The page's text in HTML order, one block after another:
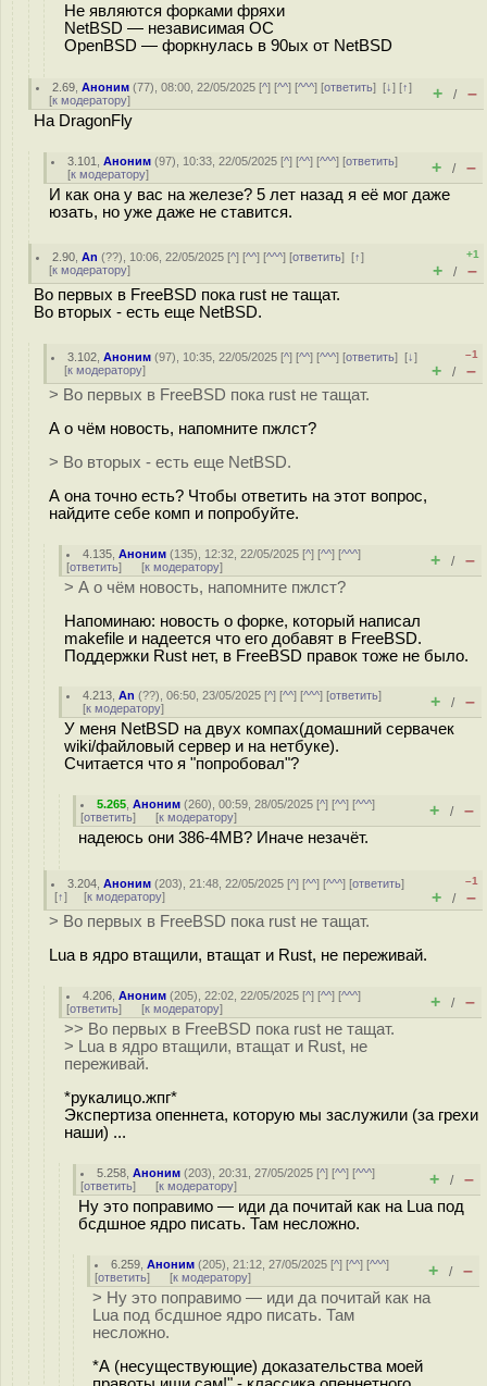
Не являются форками фряхи
NetBSD — независимая ОС
OpenBSD — форкнулась в 90ых от NetBSD
2.69 ,Аноним (77), 08:00, 22/05/2025 [^] [^^] [^^^] [ответить][↓] [↑]
[к модератору] + / –
На DragonFly
3.101 ,Аноним (97), 10:33, 22/05/2025 [^] [^^] [^^^] [ответить]
[к модератору] + / –
И как она у вас на железе? 5 лет назад я её мог даже
юзать, но уже даже не ставится.
2.90 ,An (??), 10:06, 22/05/2025 [^] [^^] [^^^] [ответить][↑]
[к модератору]
+1
+ / –
Во первых в FreeBSD пока rust не тащат.
Во вторых - есть еще NetBSD.
3.102 ,Аноним (97), 10:35, 22/05/2025 [^] [^^] [^^^] [ответить][↓]
[к модератору]
–1
+ / –
> Во первых в FreeBSD пока rust не тащат.
А о чём новость, напомните пжлст?
> Во вторых - есть еще NetBSD.
А она точно есть? Чтобы ответить на этот вопрос,
найдите себе комп и попробуйте.
4.135 ,Аноним (135), 12:32, 22/05/2025 [^] [^^] [^^^]
[ответить] [к модератору] + / –
> А о чём новость, напомните пжлст?
Напоминаю: новость о форке, который написал
makefile и надеется что его добавят в FreeBSD.
Поддержки Rust нет, в FreeBSD правок тоже не было.
4.213 ,An (??), 06:50, 23/05/2025 [^] [^^] [^^^] [ответить]
[к модератору] + / –
У меня NetBSD на двух компах(домашний сервачек
wiki/файловый сервер и на нетбуке).
Считается что я "попробовал"?
5.265 ,Аноним (260), 00:59, 28/05/2025 [^] [^^] [^^^]
[ответить] [к модератору] + / –
надеюсь они 386-4MB? Иначе незачёт.
3.204 ,Аноним (203), 21:48, 22/05/2025 [^] [^^] [^^^] [ответить]
[↑] [к модератору]
–1
+ / –
> Во первых в FreeBSD пока rust не тащат.
Lua в ядро втащили, втащат и Rust, не переживай.
4.206 ,Аноним (205), 22:02, 22/05/2025 [^] [^^] [^^^]
[ответить] [к модератору] + / –
>> Во первых в FreeBSD пока rust не тащат.
> Lua в ядро втащили, втащат и Rust, не
переживай.
*рукалицо.жпг*
Экспертиза опеннета, которую мы заслужили (за грехи
наши) ...
5.258 ,Аноним (203), 20:31, 27/05/2025 [^] [^^] [^^^]
[ответить] [к модератору] + / –
Ну это поправимо — иди да почитай как на Lua под
бсдшное ядро писать. Там несложно.
6.259 ,Аноним (205), 21:12, 27/05/2025 [^] [^^] [^^^]
[ответить] [к модератору] + / –
> Ну это поправимо — иди да почитай как на
Lua под бсдшное ядро писать. Там
несложно.
*А (несуществующие) доказательства моей